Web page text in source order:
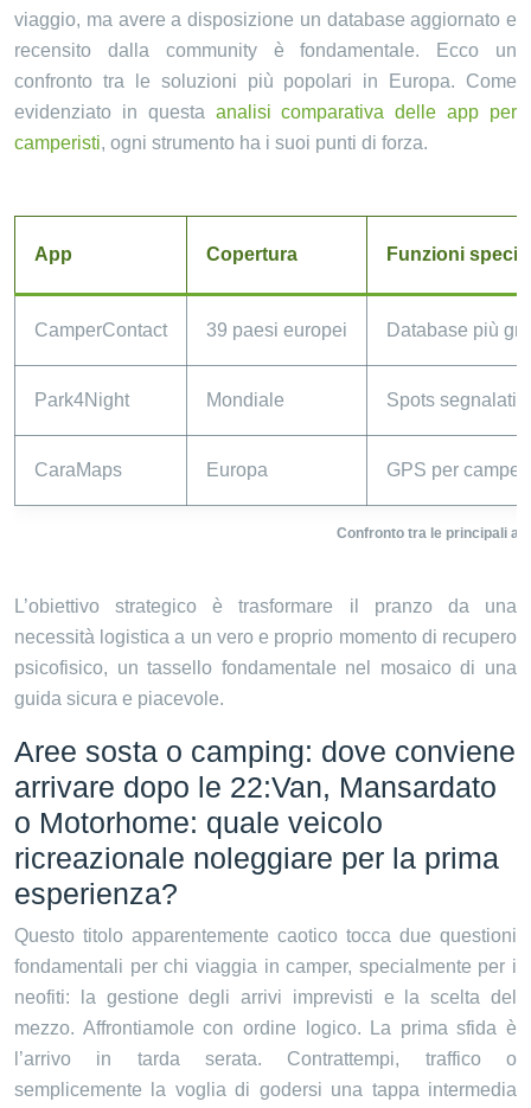
viaggio, ma avere a disposizione un database aggiornato e
recensito dalla community è fondamentale. Ecco un
confronto tra le soluzioni più popolari in Europa. Come
evidenziato in questa analisi comparativa delle app per
camperisti, ogni strumento ha i suoi punti di forza.
Confronto tra le principali
App Copertura Funzioni
CamperContact 39 paesi europei Database più
Park4Night Mondiale Spots segnalati
CaraMaps Europa GPS per
L’obiettivo strategico è trasformare il pranzo da una
necessità logistica a un vero e proprio momento di recupero
psicofisico, un tassello fondamentale nel mosaico di una
guida sicura e piacevole.
Aree sosta o camping: dove conviene
arrivare dopo le 22:Van, Mansardato
o Motorhome: quale veicolo
ricreazionale noleggiare per la prima
esperienza?
Questo titolo apparentemente caotico tocca due questioni
fondamentali per chi viaggia in camper, specialmente per i
neofiti: la gestione degli arrivi imprevisti e la scelta del
mezzo. Affrontiamole con ordine logico. La prima sfida è
l’arrivo in tarda serata. Contrattempi, traffico o
semplicemente la voglia di godersi una tappa intermedia